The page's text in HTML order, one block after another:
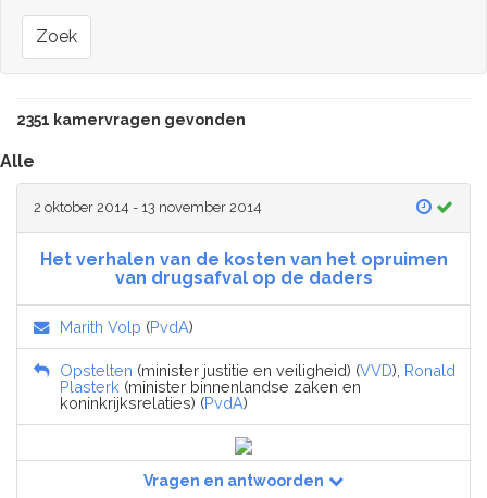
Zoek
2351 kamervragen gevonden
Alle
2 oktober 2014 - 13 november 2014
Het verhalen van de kosten van het opruimen
van drugsafval op de daders
Marith Volp (PvdA)
Opstelten (minister justitie en veiligheid) (VVD), Ronald
Plasterk (minister binnenlandse zaken en
koninkrijksrelaties) (PvdA)
Vragen en antwoorden